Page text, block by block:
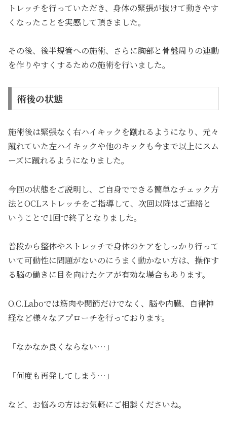
トレッチを行っていただき、身体の緊張が抜けて動きやす
くなったことを実感して頂きました。
その後、後半規管への施術、さらに胸部と骨盤周りの連動
を作りやすくするための施術を行いました。
術後の状態
施術後は緊張なく右ハイキックを蹴れるようになり、元々
蹴れていた左ハイキックや他のキックも今まで以上にスム
ーズに蹴れるようになりました。
今回の状態をご説明し、ご自身でできる簡単なチェック方
法とOCLストレッチをご指導して、次回以降はご連絡と
いうことで1回で終了となりました。
普段から整体やストレッチで身体のケアをしっかり行って
いて可動性に問題がないのにうまく動かない方は、操作す
る脳の働きに目を向けたケアが有効な場合もあります。
O.C.Laboでは筋肉や関節だけでなく、脳や内臓、自律神
経など様々なアプローチを行っております。
「なかなか良くならない…」
「何度も再発してしまう…」
など、お悩みの方はお気軽にご相談くださいね。